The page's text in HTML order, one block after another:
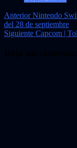
Navegación
de
AnteriorNintendo
del 28 de septiembre
Siguiente Capcom |